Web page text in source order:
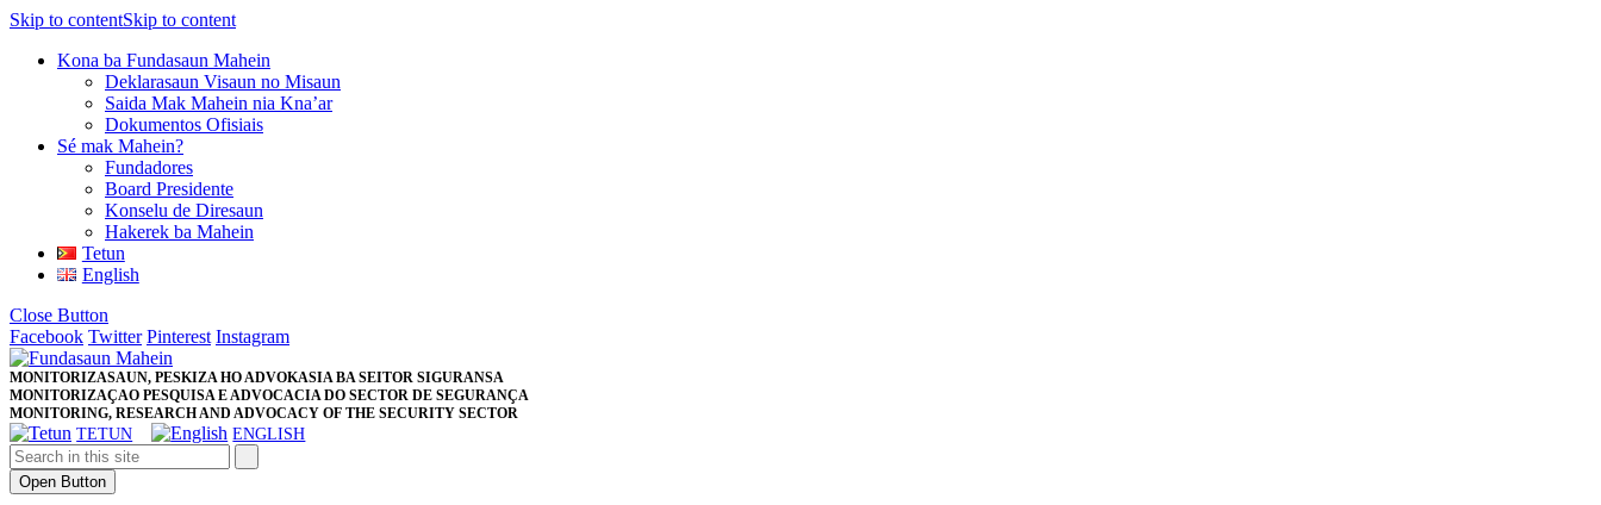
Skip to contentSkip to content
Kona ba Fundasaun Mahein
Deklarasaun Visaun no Misaun
Saida Mak Mahein nia Kna’ar
Dokumentos Ofisiais
Sé mak Mahein?
Fundadores
Board Presidente
Konselu de Diresaun
Hakerek ba Mahein
Tetun
English
Close Button
Facebook Twitter Pinterest Instagram
MONITORIZASAUN, PESKIZA HO ADVOKASIA BA SEITOR SIGURANSA
MONITORIZAÇAO PESQUISA E ADVOCACIA DO SECTOR DE SEGURANÇA
MONITORING, RESEARCH AND ADVOCACY OF THE SECURITY SECTOR
TETUN ENGLISH
Open Button